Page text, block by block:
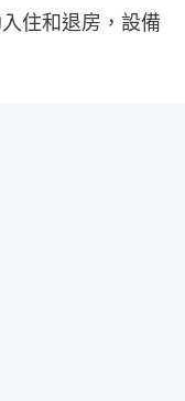
住和退房，設備